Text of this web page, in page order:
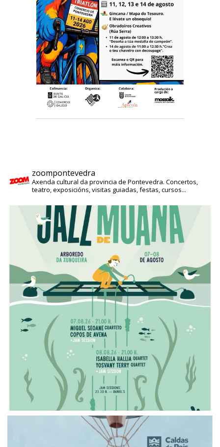
zoompontevedra
Axenda cultural da provincia de Pontevedra. Concertos,
teatro, exposicións, visitas guiadas, festas, cursos...